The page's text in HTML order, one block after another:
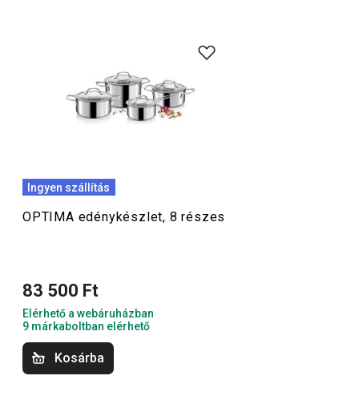
kínálatunkban mindenki megtalálja a kedvére valót. A
acélból készülő OPTIMA
megjelenésűek, precízen kidolgozottak, és ideálisak a
mindennapos, intenzív használatra.
Főzés
Ingyen szállítás
OPTIMA edénykészlet, 8 részes
83 500 Ft
Elérhető a webáruházban
9 márkaboltban elérhető
Kosárba